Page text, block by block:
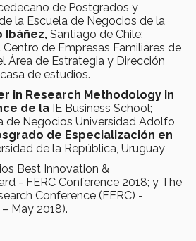
de Postgrados y
la Escuela de Negocios de la
Ibáñez, Santiago de Chile;
de Empresas Familiares de
Área de Estrategia y Dirección
de estudios.
in Research Methodology in
de la IE Business School;
de Negocios Universidad Adolfo
de Especialización en
de la República, Uruguay
Best Innovation &
- FERC Conference 2018; y The
Conference (FERC) -
May 2018).